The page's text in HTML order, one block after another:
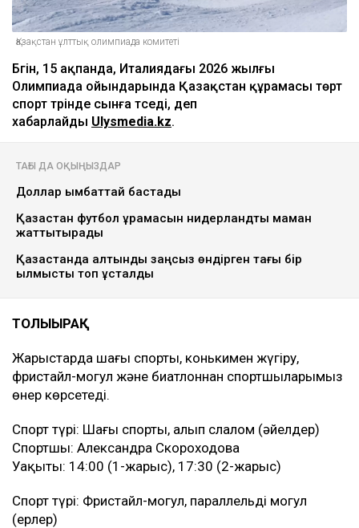
Қазақстан ұлттық олимпиада комитеті
Бүгін, 15 ақпанда, Италиядағы 2026 жылғы
Олимпиада ойындарында Қазақстан құрамасы төрт
спорт түрінде сынға түседі, деп
хабарлайды Ulysmedia.kz.
ТАҒЫ ДА ОҚЫҢЫЗДАР
Доллар қымбаттай бастады
Қазақстан футбол құрамасын нидерландтық маман
жаттықтырады
Қазақстанда алтынды заңсыз өндірген тағы бір
қылмыстық топ ұсталды
ТОЛЫҒЫРАҚ
Жарыстарда шаңғы спорты, конькимен жүгіру,
фристайл-могул және биатлоннан спортшыларымыз
өнер көрсетеді.
Спорт түрі: Шаңғы спорты, алып слалом (әйелдер)
Спортшы: Александра Скороходова
Уақыты: 14:00 (1-жарыс), 17:30 (2-жарыс)
Спорт түрі: Фристайл-могул, параллельді могул
(ерлер)